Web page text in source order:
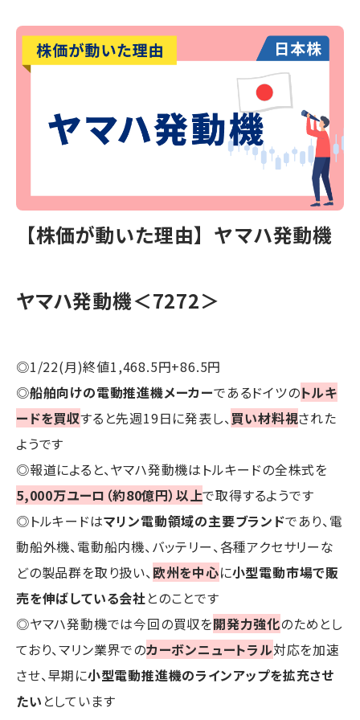
【株価が動いた理由】ヤマハ発動機
ヤマハ発動機＜7272＞
◎1/22(月)終値1,468.5円+86.5円
◎船舶向けの電動推進機メーカーであるドイツのトルキ
ードを買収すると先週19日に発表し、 買い材料視された
ようです
◎報道によると、ヤマハ発動機はトルキードの全株式を
5,000万ユーロ（約80億円）以上で取得するようです
◎トルキードはマリン電動領域の主要ブランドであり、電
動船外機、電動船内機、バッテリー、各種アクセサリーな
どの製品群を取り扱い、 欧州を中心に小型電動市場で販
売を伸ばしている会社 とのことです
◎ヤマハ発動機では今回の買収を開発力強化のためとし
ており、マリン業界でのカーボンニュートラル対応を加速
させ、早期に小型電動推進機のラインアップを拡充させ
たい としています